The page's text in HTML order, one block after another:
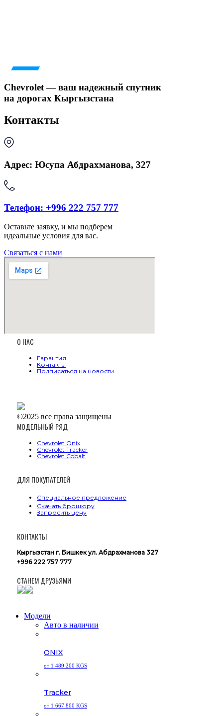
Chevrolet — ваш надежный спутник
на дорогах Кыргызстана
Контакты
Адрес: Юсупа Абдрахманова, 327
Телефон: +996 222 757 777
Оставьте заявку, и мы подберем
идеальные условия для вас.
Связаться с нами
О НАС
Гарантия
Контакты
Подписаться на новости
©2025 все права защищены
МОДЕЛЬНЫЙ РЯД
Chevrolet Onix
Chevrolet Tracker
Chevrolet Cobalt
ДЛЯ ПОКУПАТЕЛЕЙ
Специальное предложение
Скачать брошюру
Запросить цену
КОНТАКТЫ
Кыргызстан г. Бишкек ул. Абдрахманова 327
+996 222 757 777
СТАНЕМ ДРУЗЬЯМИ
Close
Модели
Авто в наличии
ONIX
от 1 489 200 KGS
Tracker
от 1 667 800 KGS